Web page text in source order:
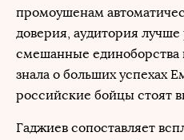
промоушенам
доверия, аудитория лучше
смешанные единоборства
знала о больших успехах
российские бойцы стоят
Гаджиев сопоставляет